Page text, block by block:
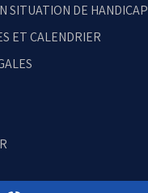
SITUATION DE HANDICAP
ET CALENDRIER